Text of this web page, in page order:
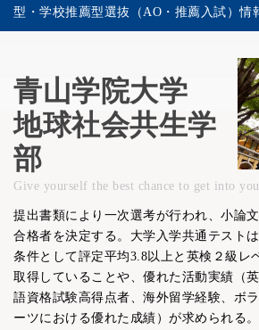
型・学校推薦型選抜（AO・推薦入試）情
青山学院大学
地球社会共生学
部
Give yourself the best chance to get into
提出書類により一次選考が行われ、小論
合格者を決定する。大学入学共通テスト
条件として評定平均3.8以上と英検２級レ
取得していることや、優れた活動実績（
語資格試験高得点者、海外留学経験、ボ
ーツにおける優れた成績）が求められる。